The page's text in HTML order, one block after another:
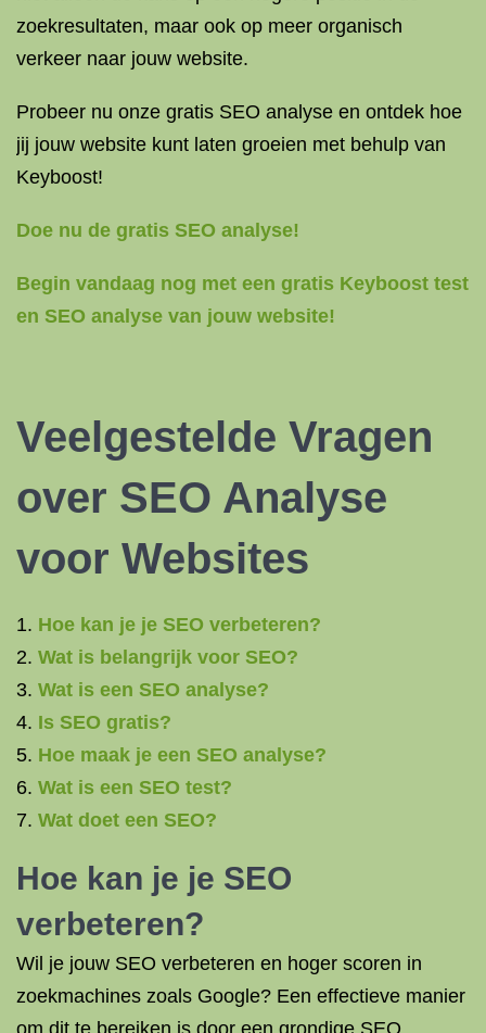
zoekresultaten, maar ook op meer organisch
verkeer naar jouw website.
Probeer nu onze gratis SEO analyse en ontdek hoe
jij jouw website kunt laten groeien met behulp van
Keyboost!
Doe nu de gratis SEO analyse!
Begin vandaag nog met een gratis Keyboost test
en SEO analyse van jouw website!
Veelgestelde Vragen
over SEO Analyse
voor Websites
Hoe kan je je SEO verbeteren?
Wat is belangrijk voor SEO?
Wat is een SEO analyse?
Is SEO gratis?
Hoe maak je een SEO analyse?
Wat is een SEO test?
Wat doet een SEO?
Hoe kan je je SEO
verbeteren?
Wil je jouw SEO verbeteren en hoger scoren in
zoekmachines zoals Google? Een effectieve manier
om dit te bereiken is door een grondige SEO